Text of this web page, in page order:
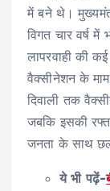
में बने थे।
विगत चार वर्ष
लापरवाही की
वैक्सीनेशन के
दिवाली तक
जबकि इसकी
जनता के साथ
ये भी पढ़ें-